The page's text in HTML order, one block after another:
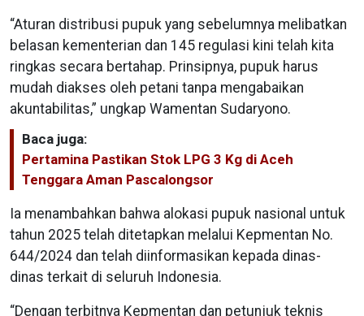
“Aturan distribusi pupuk yang sebelumnya melibatkan
belasan kementerian dan 145 regulasi kini telah kita
ringkas secara bertahap. Prinsipnya, pupuk harus
mudah diakses oleh petani tanpa mengabaikan
akuntabilitas,” ungkap Wamentan Sudaryono.
Baca juga:
Pertamina Pastikan Stok LPG 3 Kg di Aceh
Tenggara Aman Pascalongsor
Ia menambahkan bahwa alokasi pupuk nasional untuk
tahun 2025 telah ditetapkan melalui Kepmentan No.
644/2024 dan telah diinformasikan kepada dinas-
dinas terkait di seluruh Indonesia.
“Dengan terbitnya Kepmentan dan petunjuk teknis